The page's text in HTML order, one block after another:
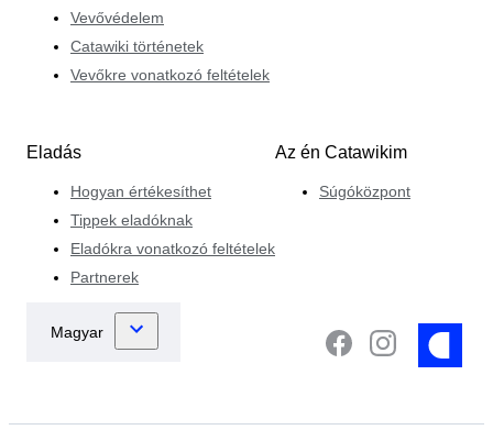
Vevővédelem
Catawiki történetek
Vevőkre vonatkozó feltételek
Eladás
Hogyan értékesíthet
Tippek eladóknak
Eladókra vonatkozó feltételek
Partnerek
Az én Catawikim
Súgóközpont